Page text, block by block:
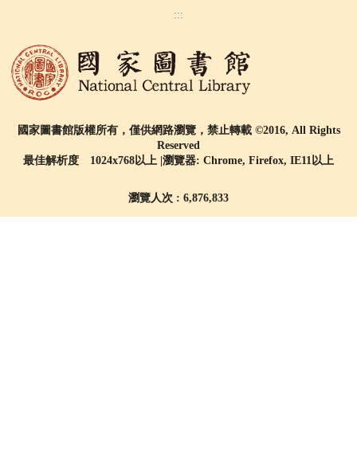
:::
國家圖書館版權所有，僅供網路瀏覽，禁止轉載 ©2016, All Rights
Reserved
最佳解析度 1024x768以上 |瀏覽器: Chrome, Firefox, IE11以上
瀏覽人次 : 6,876,833